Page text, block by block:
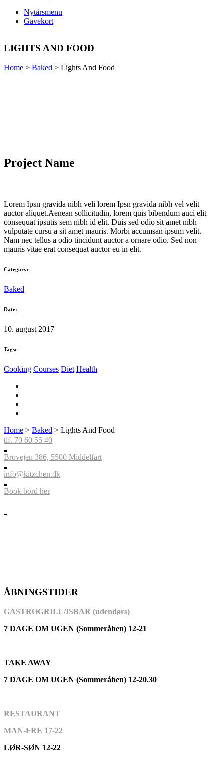
Nytårsmenu
Gavekort
LIGHTS AND FOOD
Home > Baked > Lights And Food
Project Name
Lorem Ipsn gravida nibh veli lorem Ipsn gravida nibh vel velit
auctor aliquet.Aenean sollicitudin, lorem quis bibendum auci elit
consequat ipsutis sem nibh id elit. Duis sed odio sit amet nibh
vulputate cursu a sit amet mauris. Morbi accumsan ipsum velit.
Nam nec tellus a odio tincidunt auctor a ornare odio. Sed non
mauris vitae erat consequat auctor eu in elit.
Category:
Baked
Date:
10. august 2017
Tags:
Cooking Courses Diet Health
Home > Baked > Lights And Food
tlf. 70 60 55 40
Brovejen 386, 5500 Middelfart
info@kitzchen.dk
Book bord her
ÅBNINGSTIDER
GASTROGRILL/ISBAR (udendørs)
7 DAGE OM UGEN (Sommeråben) 12-21
TAKE AWAY
7 DAGE OM UGEN (Sommeråben) 12-20.30
RESTAURANT
MAN-FRE 17-22
LØR-SØN 12-22